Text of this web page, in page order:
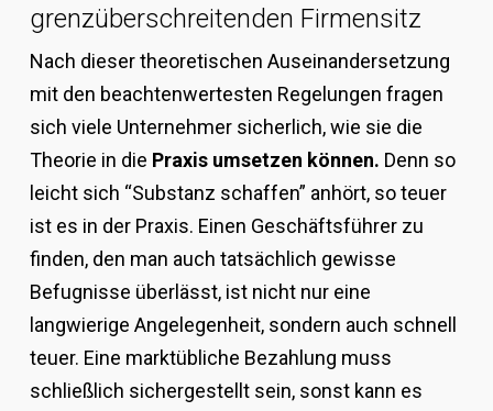
grenzüberschreitenden Firmensitz
Nach dieser theoretischen Auseinandersetzung
mit den beachtenwertesten Regelungen fragen
sich viele Unternehmer sicherlich, wie sie die
Theorie in die Praxis umsetzen können. Denn so
leicht sich “Substanz schaffen” anhört, so teuer
ist es in der Praxis. Einen Geschäftsführer zu
finden, den man auch tatsächlich gewisse
Befugnisse überlässt, ist nicht nur eine
langwierige Angelegenheit, sondern auch schnell
teuer. Eine marktübliche Bezahlung muss
schließlich sichergestellt sein, sonst kann es